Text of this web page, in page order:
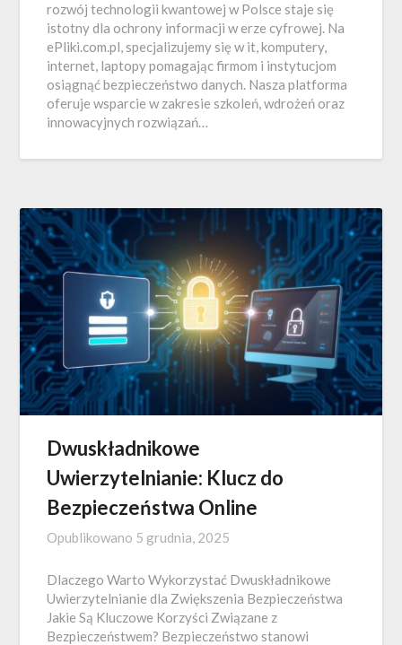
rozwój technologii kwantowej w Polsce staje się
istotny dla ochrony informacji w erze cyfrowej. Na
ePliki.com.pl, specjalizujemy się w it, komputery,
internet, laptopy pomagając firmom i instytucjom
osiągnąć bezpieczeństwo danych. Nasza platforma
oferuje wsparcie w zakresie szkoleń, wdrożeń oraz
innowacyjnych rozwiązań…
Dwuskładnikowe
Uwierzytelnianie: Klucz do
Bezpieczeństwa Online
Opublikowano 5 grudnia, 2025
Dlaczego Warto Wykorzystać Dwuskładnikowe
Uwierzytelnianie dla Zwiększenia Bezpieczeństwa
Jakie Są Kluczowe Korzyści Związane z
Bezpieczeństwem? Bezpieczeństwo stanowi